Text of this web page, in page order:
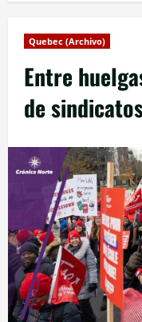
Quebec (Archivo)
Entre
de